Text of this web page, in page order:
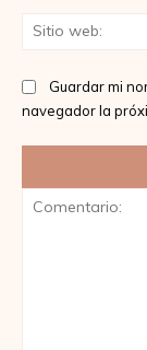
Guardar mi
navegador la